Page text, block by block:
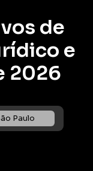
de
e
2026
Paulo